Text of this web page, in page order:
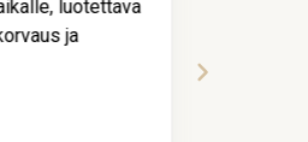
loistavasti alusta loppuun
Arviointi ja rahan siirto ym